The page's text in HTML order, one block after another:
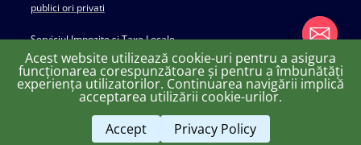
publici ori privati
Serviciul Impozite si Taxe Locale
Copyright © 2022 Primăria Huși - powered by Creativ MGS
Acest website utilizează cookie-uri pentru a asigura
funcționarea corespunzătoare și pentru a îmbunătăți
experiența utilizatorilor. Continuarea navigării implică
acceptarea utilizării cookie-urilor.
Accept
Privacy Policy
chaty